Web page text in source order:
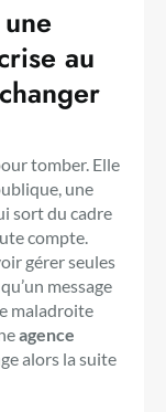
au
tomber. Elle
une
sort du cadre
compte.
gérer seules
message
maladroite
agence
alors la suite